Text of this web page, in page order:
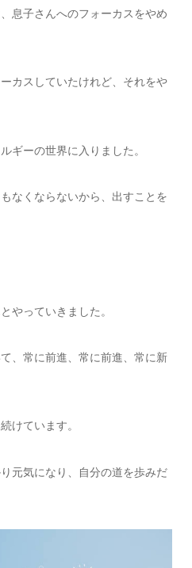
息子さんへのフォーカスをやめ
カスしていたけれど、それをや
ギーの世界に入りました。
なくならないから、出すことを
やっていきました。
、常に前進、常に前進、常に新
けています。
元気になり、自分の道を歩みだ